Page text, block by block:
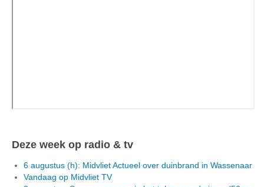
Deze week op radio & tv
6 augustus (h): Midvliet Actueel over duinbrand in Wassenaar
Vandaag op Midvliet TV